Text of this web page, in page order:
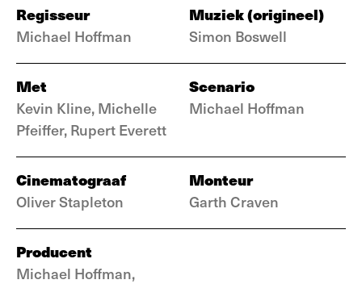
Regisseur
Michael Hoffman
Muziek (origineel)
Simon Boswell
Met
Kevin Kline, Michelle
Pfeiffer, Rupert Everett
Scenario
Michael Hoffman
Cinematograaf
Oliver Stapleton
Monteur
Garth Craven
Producent
Michael Hoffman,